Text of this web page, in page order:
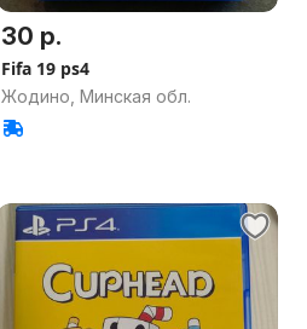
30 р.
Fifa 19 ps4
Жодино, Минская обл.